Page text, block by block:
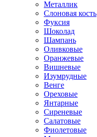
Металлик
Слоновая кость
Фуксия
Шоколад
Шампань
Оливковые
Оранжевые
Вишневые
Изумрудные
Венге
Ореховые
Янтарные
Сиреневые
Салатовые
Фиолетовые